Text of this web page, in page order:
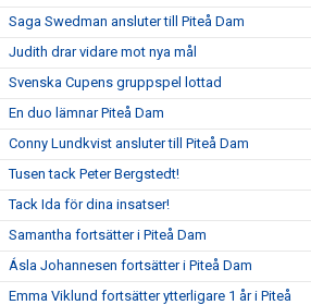
Saga Swedman ansluter till Piteå Dam
Judith drar vidare mot nya mål
Svenska Cupens gruppspel lottad
En duo lämnar Piteå Dam
Conny Lundkvist ansluter till Piteå Dam
Tusen tack Peter Bergstedt!
Tack Ida för dina insatser!
Samantha fortsätter i Piteå Dam
Ásla Johannesen fortsätter i Piteå Dam
Emma Viklund fortsätter ytterligare 1 år i Piteå